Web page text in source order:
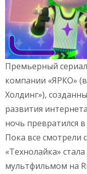
Премьерный
компании «ЯРКО»
Холдинг»),
развития
ночь превратился
Пока все смотрели
«Технолайка»
мультфильмом на